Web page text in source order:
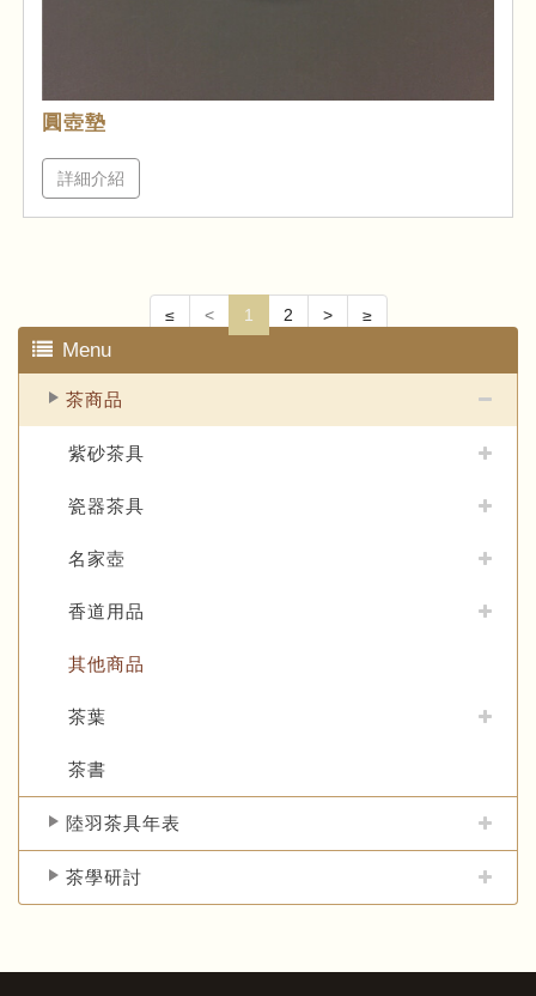
圓壺墊
詳細介紹
≤ < 1 2 > ≥
Menu
茶商品
紫砂茶具
瓷器茶具
名家壺
香道用品
其他商品
茶葉
茶書
陸羽茶具年表
茶學研討